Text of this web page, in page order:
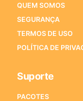
QUEM SOMOS
SEGURANÇA
TERMOS DE USO
POLÍTICA DE
Suporte
PACOTES